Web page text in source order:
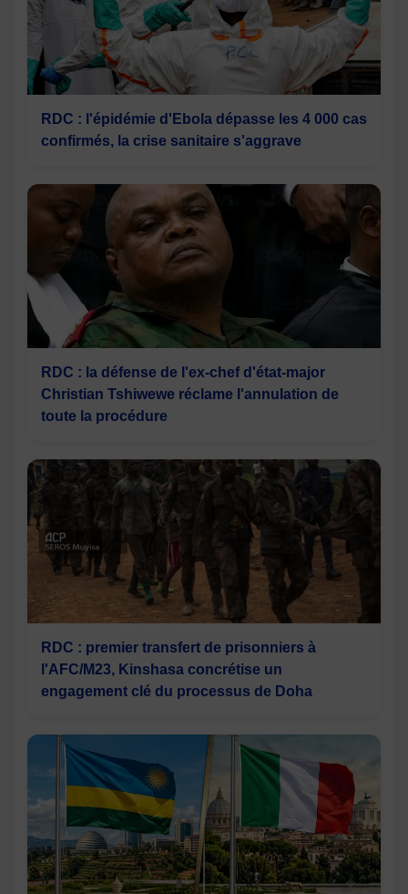
RDC : l'épidémie d'Ebola dépasse les 4 000 cas
confirmés, la crise sanitaire s'aggrave
RDC : la défense de l'ex-chef d'état-major
Christian Tshiwewe réclame l'annulation de
toute la procédure
RDC : premier transfert de prisonniers à
l'AFC/M23, Kinshasa concrétise un
engagement clé du processus de Doha